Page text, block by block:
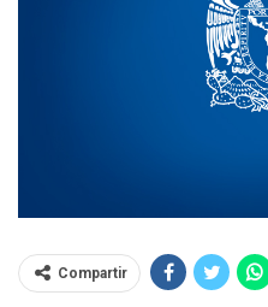
Compartir